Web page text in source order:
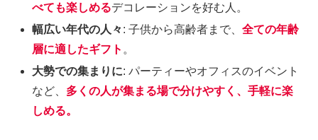
べても楽しめるデコレーションを好む人。
幅広い年代の人々: 子供から高齢者まで、全ての年齢
層に適したギフト 。
大勢での集まりに: パーティーやオフィスのイベント
など、 多くの人が集まる場で分けやすく、手軽に楽
しめる。